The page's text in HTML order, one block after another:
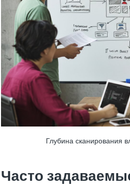
Глубина сканирования
Часто